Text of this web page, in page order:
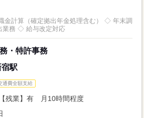
金計算（確定拠出年金処理含む） ◇ 年末調
業務 ◇ 給与改定対応
・特許事務
駅
通費全額支給
残業】有 月10時間程度